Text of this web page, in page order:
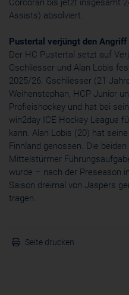
Corcoran bis jetzt insgesamt
Assists) absolviert.
Pustertal verjüngt den
Der HC Pustertal setzt auf
Gschliesser und Alan Lobis
2025/26. Gschliesser (21
Weihenstephan, HCP Junior
Profieishockey und hat bei
win2day ICE Hockey League
kann. Alan Lobis (20) hat
Finnland genossen. Die
Mittelstürmer
wurde – nach der Preseason
Saison dreimal von Jaspers
tragen.
Seite drucken